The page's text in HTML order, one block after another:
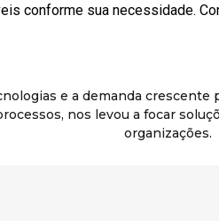
conforme sua necessidade.
e a demanda
nos levou a focar
organizações.